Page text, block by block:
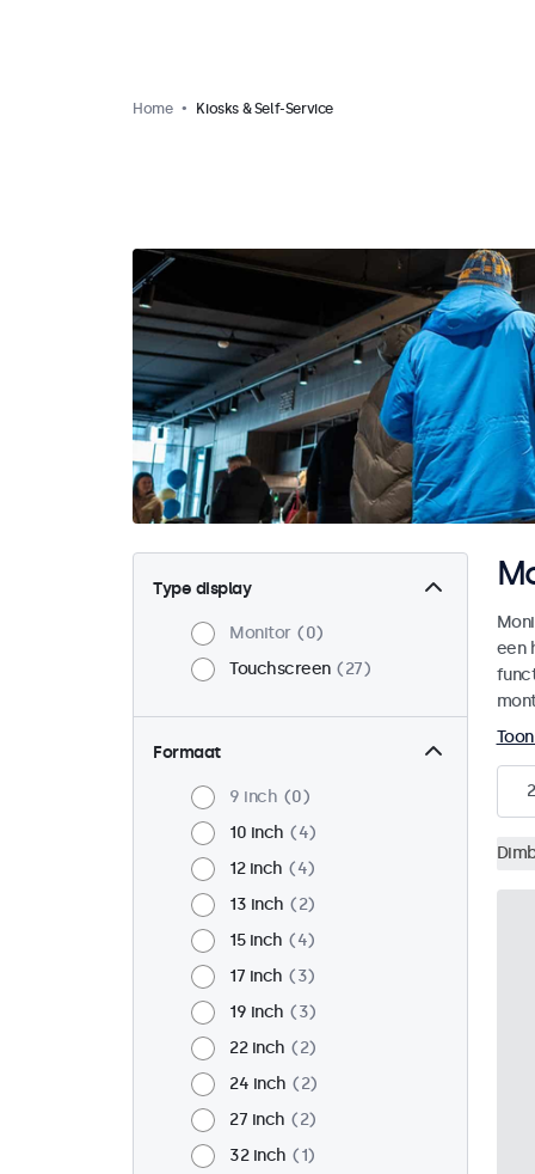
Home Kiosks & Self-Service
Type display
Monitor
0
Touchscreen
27
Formaat
9 inch
0
10 inch
4
12 inch
4
13 inch
2
15 inch
4
17 inch
3
19 inch
3
22 inch
2
24 inch
2
27 inch
2
32 inch
1
een